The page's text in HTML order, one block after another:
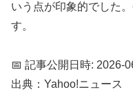
いう点が印象的でした
す。
📅 記事公開日時: 2026-
出典：Yahoo!ニュース